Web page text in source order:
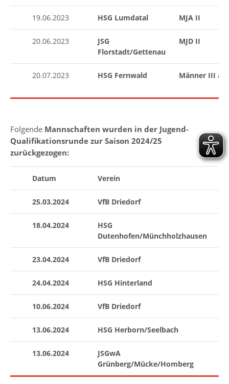
19.06.2023 HSG Lumdatal MJA II
20.06.2023
JSG
Florstadt/Gettenau
MJD II
20.07.2023 HSG Fernwald Männer III
Folgende Mannschaften wurden in der Jugend-
Qualifikationsrunde zur Saison 2024/25
zurückgezogen:
Datum Verein
25.03.2024 VfB Driedorf
18.04.2024
HSG
Dutenhofen/Münchholzhausen
23.04.2024 VfB Driedorf
24.04.2024 HSG Hinterland
10.06.2024 VfB Driedorf
13.06.2024 HSG Herborn/Seelbach
13.06.2024
JSGwA
Grünberg/Mücke/Homberg